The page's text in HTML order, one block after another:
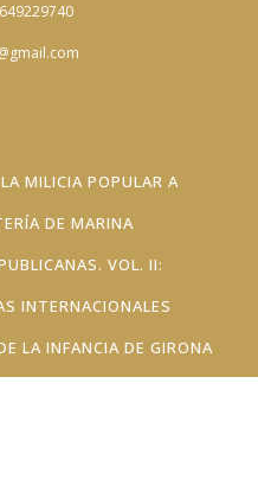
MILICIA POPULAR A
DE MARINA
VOL. II:
INTERNACIONALES
LA INFANCIA DE GIRONA